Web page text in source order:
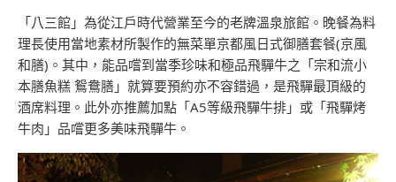
「八三館」為從江戶時代營業至今的老牌溫泉旅館。晚餐為料
理長使用當地素材所製作的無菜單京都風日式御膳套餐(京風
和膳)。其中，能品嚐到當季珍味和極品飛驒牛之「宗和流小
本膳魚糕 鴛鴦膳」就算要預約亦不容錯過，是飛驒最頂級的
酒席料理。此外亦推薦加點「A5等級飛驒牛排」或「飛驒烤
牛肉」品嚐更多美味飛驒牛。